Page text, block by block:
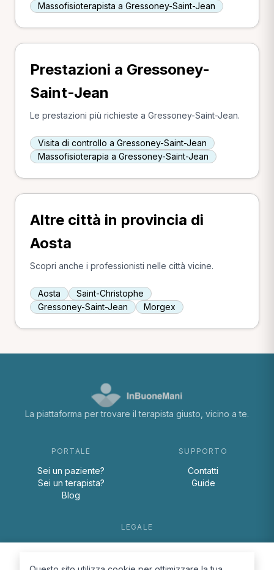
Massofisioterapista a Gressoney-Saint-Jean
Prestazioni a Gressoney-
Saint-Jean
Le prestazioni più richieste a Gressoney-Saint-Jean.
Visita di controllo a Gressoney-Saint-Jean
Massofisioterapia a Gressoney-Saint-Jean
Altre città in provincia di
Aosta
Scopri anche i professionisti nelle città vicine.
Aosta
Saint-Christophe
Gressoney-Saint-Jean
Morgex
La piattaforma per trovare il terapista giusto, vicino a te.
PORTALE
Sei un paziente?
Sei un terapista?
Blog
SUPPORTO
Contatti
Guide
LEGALE